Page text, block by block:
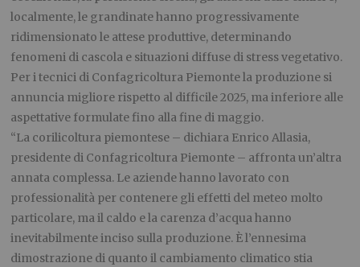
localmente, le grandinate hanno progressivamente
ridimensionato le attese produttive, determinando
fenomeni di cascola e situazioni diffuse di stress vegetativo.
Per i tecnici di Confagricoltura Piemonte la produzione si
annuncia migliore rispetto al difficile 2025, ma inferiore alle
aspettative formulate fino alla fine di maggio.
“La corilicoltura piemontese – dichiara Enrico Allasia,
presidente di Confagricoltura Piemonte – affronta un’altra
annata complessa. Le aziende hanno lavorato con
professionalità per contenere gli effetti del meteo molto
particolare, ma il caldo e la carenza d’acqua hanno
inevitabilmente inciso sulla produzione. È l’ennesima
dimostrazione di quanto il cambiamento climatico stia